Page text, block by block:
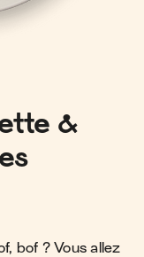
&
bof ? Vous allez